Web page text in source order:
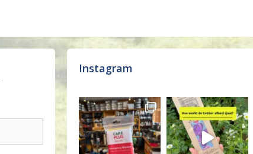
Instagram